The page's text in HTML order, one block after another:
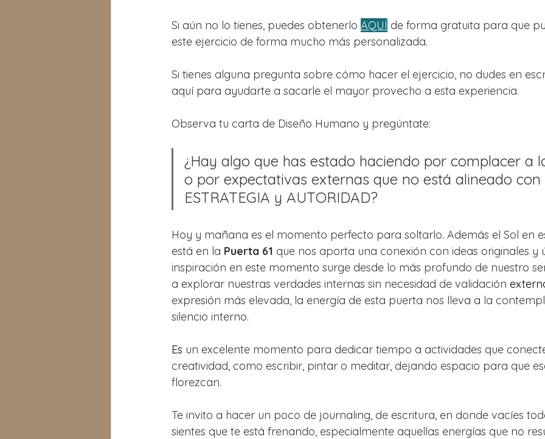
Si aún no lo tienes, puedes obtenerlo AQUÍ de forma gratuita para que
este ejercicio de forma mucho más personalizada.
Si tienes alguna pregunta sobre cómo hacer el ejercicio, no dudes en
aquí para ayudarte a sacarle el mayor provecho a esta experiencia.
Observa tu carta de Diseño Humano y pregúntate:
¿Hay algo que has estado haciendo por complacer a
o por expectativas externas que no está alineado con
ESTRATEGIA y AUTORIDAD?
Hoy y mañana es el momento perfecto para soltarlo. Además el Sol en
está en la Puerta 61 que nos aporta una conexión con ideas originales y
inspiración en este momento surge desde lo más profundo de nuestro
a explorar nuestras verdades internas sin necesidad de validación
expresión más elevada, la energía de esta puerta nos lleva a la
silencio interno.
Es un excelente momento para dedicar tiempo a actividades que
creatividad, como escribir, pintar o meditar, dejando espacio para que
florezcan.
Te invito a hacer un poco de journaling, de escritura, en donde vacíes
sientes que te está frenando, especialmente aquellas energías que no